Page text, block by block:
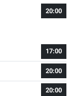
20:00
17:00
20:00
20:00